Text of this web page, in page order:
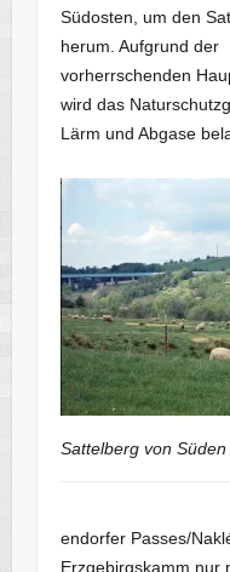
Südosten, um den
herum. Aufgrund der
vorherrschenden
wird das
Lärm und Abgase
Sattelberg von Süden
endorfer Passes/
Erzgebirgskamm nur